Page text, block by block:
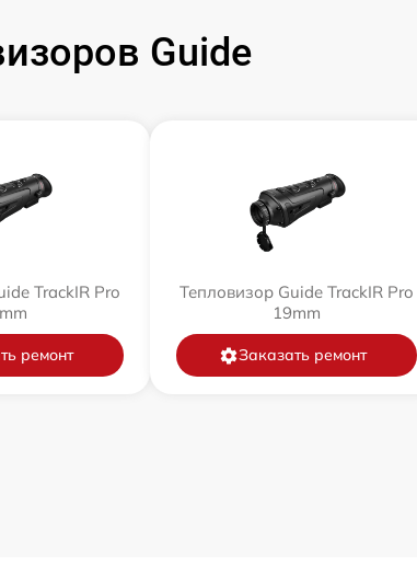
Guide
TrackIR Pro
ремонт
Тепловизор Guide TrackIR Pro
19mm
Заказать ремонт